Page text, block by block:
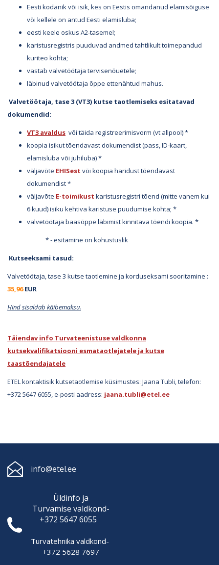
Eesti kodanik või isik, kes on Eestis omandanud elamisõiguse
või kellele on antud Eesti elamisluba;
eesti keele oskus A2-tasemel;
karistusregistris puuduvad andmed tahtlikult toimepandud
kuriteo kohta;
vastab valvetöötaja tervisenõuetele;
läbinud valvetöötaja õppe ettenähtud mahus.
Valvetöötaja, tase 3 (VT3) kutse taotlemiseks esitatavad
dokumendid:
VT3 avaldus või täida registreerimisvorm (vt allpool) *
koopia isikut tõendavast dokumendist (pass, ID-kaart,
elamisluba või juhiluba) *
väljavõte EHISest või koopia haridust tõendavast
dokumendist *
väljavõte E-toimikust karistusregistri tõend (mitte vanem kui
6 kuud) isiku kehtiva karistuse puudumise kohta; *
valvetöötaja baasõppe läbimist kinnitava tõendi koopia. *
* - esitamine on kohustuslik
Kutseeksami tasud:
Valvetöötaja, tase 3 kutse taotlemine ja korduseksami sooritamine :
35,96EUR
Hind sisaldab käibemaksu.
Täiendav info Turvateenistuse valdkonna
kutsekvalifikatsiooni esmataotlejatele ja kutse
taastõendajatele
ETEL kontaktisik kutsetaotlemise küsimustes: Jaana Tubli, telefon:
+372 5647 6055, e-posti aadress: jaana.tubli@etel.ee
info@etel.ee
Üldinfo ja
Turvamise valdkond-
+372 5647 6055
Turvatehnika valdkond-
+372 5628 7697